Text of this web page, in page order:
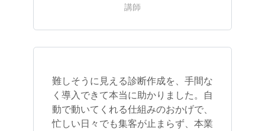
講師
難しそうに見える診断作成を、手間な
く導入できて本当に助かりました。自
動で動いてくれる仕組みのおかげで、
忙しい日々でも集客が止まらず、本業